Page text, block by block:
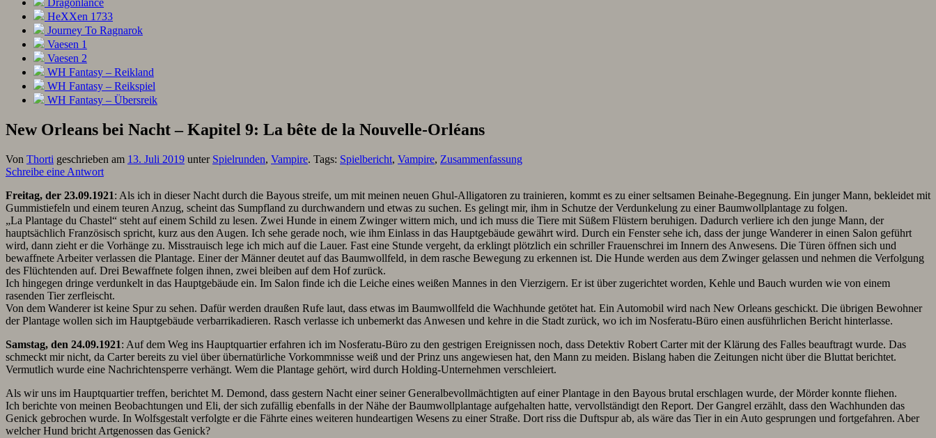
Dragonlance
HeXXen 1733
Journey To Ragnarok
Vaesen 1
Vaesen 2
WH Fantasy – Reikland
WH Fantasy – Reikspiel
WH Fantasy – Übersreik
New Orleans bei Nacht – Kapitel 9: La bête de la Nouvelle-Orléans
Von Thorti geschrieben am 13. Juli 2019 unter Spielrunden, Vampire. Tags: Spielbericht, Vampire, Zusammenfassung
Schreibe eine Antwort
Freitag, der 23.09.1921: Als ich in dieser Nacht durch die Bayous streife, um mit meinen neuen Ghul-Alligatoren zu trainieren, kommt es zu einer seltsamen Beinahe-Begegnung. Ein junger Mann, bekleidet mit
Gummistiefeln und einem teuren Anzug, scheint das Sumpfland zu durchwandern und etwas zu suchen. Es gelingt mir, ihm in Schutze der Verdunkelung zu einer Baumwollplantage zu folgen.
„La Plantage du Chastel“ steht auf einem Schild zu lesen. Zwei Hunde in einem Zwinger wittern mich, und ich muss die Tiere mit Süßem Flüstern beruhigen. Dadurch verliere ich den junge Mann, der
hauptsächlich Französisch spricht, kurz aus den Augen. Ich sehe gerade noch, wie ihm Einlass in das Hauptgebäude gewährt wird. Durch ein Fenster sehe ich, dass der junge Wanderer in einen Salon geführt
wird, dann zieht er die Vorhänge zu. Misstrauisch lege ich mich auf die Lauer. Fast eine Stunde vergeht, da erklingt plötzlich ein schriller Frauenschrei im Innern des Anwesens. Die Türen öffnen sich und
bewaffnete Arbeiter verlassen die Plantage. Einer der Männer deutet auf das Baumwollfeld, in dem rasche Bewegung zu erkennen ist. Die Hunde werden aus dem Zwinger gelassen und nehmen die Verfolgung
des Flüchtenden auf. Drei Bewaffnete folgen ihnen, zwei bleiben auf dem Hof zurück.
Ich hingegen dringe verdunkelt in das Hauptgebäude ein. Im Salon finde ich die Leiche eines weißen Mannes in den Vierzigern. Er ist über zugerichtet worden, Kehle und Bauch wurden wie von einem
rasenden Tier zerfleischt.
Von dem Wanderer ist keine Spur zu sehen. Dafür werden draußen Rufe laut, dass etwas im Baumwollfeld die Wachhunde getötet hat. Ein Automobil wird nach New Orleans geschickt. Die übrigen Bewohner
der Plantage wollen sich im Hauptgebäude verbarrikadieren. Rasch verlasse ich unbemerkt das Anwesen und kehre in die Stadt zurück, wo ich im Nosferatu-Büro einen ausführlichen Bericht hinterlasse.
Samstag, den 24.09.1921: Auf dem Weg ins Hauptquartier erfahren ich im Nosferatu-Büro zu den gestrigen Ereignissen noch, dass Detektiv Robert Carter mit der Klärung des Falles beauftragt wurde. Das
schmeckt mir nicht, da Carter bereits zu viel über übernatürliche Vorkommnisse weiß und der Prinz uns angewiesen hat, den Mann zu meiden. Bislang haben die Zeitungen nicht über die Bluttat berichtet.
Vermutlich wurde eine Nachrichtensperre verhängt. Wem die Plantage gehört, wird durch Holding-Unternehmen verschleiert.
Als wir uns im Hauptquartier treffen, berichtet M. Demond, dass gestern Nacht einer seiner Generalbevollmächtigten auf einer Plantage in den Bayous brutal erschlagen wurde, der Mörder konnte fliehen.
Ich berichte von meinen Beobachtungen und Eli, der sich zufällig ebenfalls in der Nähe der Baumwollplantage aufgehalten hatte, vervollständigt den Report. Der Gangrel erzählt, dass den Wachhunden das
Genick gebrochen wurde. In Wolfsgestalt verfolgte er die Fährte eines weiteren hundeartigen Wesens zu einer Straße. Dort riss die Duftspur ab, als wäre das Tier in ein Auto gesprungen und fortgefahren. Aber
welcher Hund bricht Artgenossen das Genick?